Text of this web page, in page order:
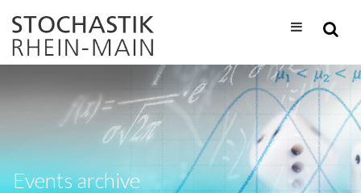
navigation
Events archive